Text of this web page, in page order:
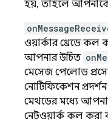
হয়, তাহলে আপনাকে
ওয়ার্কার থ্রেডে কল
আপনার উচিত
মেসেজ পেলোড
নোটিফিকেশন
মেথডের মধ্যে
নেটওয়ার্ক কল করা